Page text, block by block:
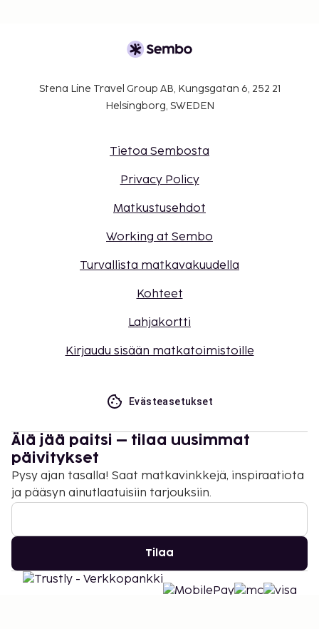
Stena Line Travel Group AB, Kungsgatan 6, 252 21
Helsingborg, SWEDEN
Tietoa Sembosta
Privacy Policy
Matkustusehdot
Working at Sembo
Turvallista matkavakuudella
Kohteet
Lahjakortti
Kirjaudu sisään matkatoimistoille
Evästeasetukset
Älä jää paitsi – tilaa uusimmat
päivitykset
Pysy ajan tasalla! Saat matkavinkkejä, inspiraatiota
ja pääsyn ainutlaatuisiin tarjouksiin.
Tilaa